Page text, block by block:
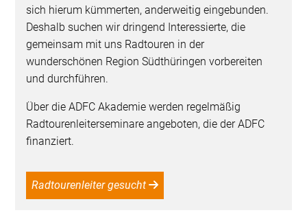
sich hierum kümmerten, anderweitig eingebunden.
Deshalb suchen wir dringend Interessierte, die
gemeinsam mit uns Radtouren in der
wunderschönen Region Südthüringen vorbereiten
und durchführen.
Über die ADFC Akademie werden regelmäßig
Radtourenleiterseminare angeboten, die der ADFC
finanziert.
Radtourenleiter gesucht